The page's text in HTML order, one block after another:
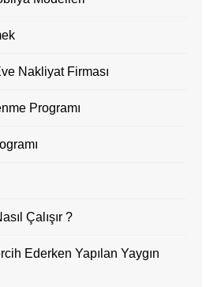
Nakliyat Firması
Programı
Çalışır ?
Ederken Yapılan Yaygın